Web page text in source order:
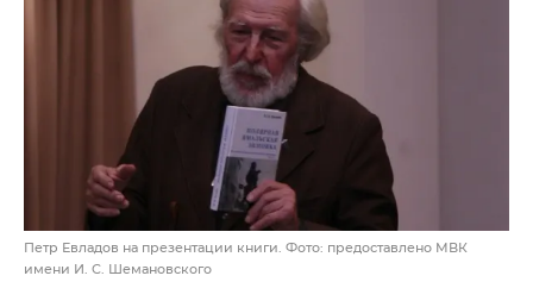
Петр Евладов на презентации книги. Фото: предоставлено МВК
имени И. С. Шемановского